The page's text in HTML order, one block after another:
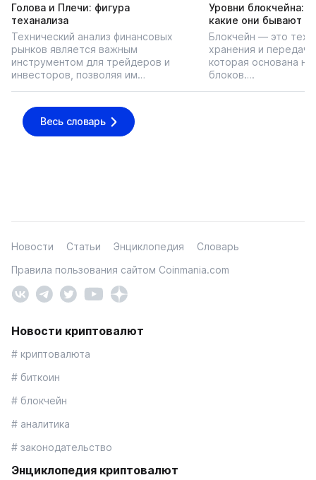
Голова и Плечи: фигура
теханализа
Технический анализ финансовых
рынков является важным
инструментом для трейдеров и
инвесторов, позволяя им…
Уровни блокчейна:
какие они бывают
Блокчейн — это
хранения и
которая основана
блоков….
Весь словарь
Новости Статьи Энциклопедия
Словарь
Правила пользования сайтом Coinmania.com
Новости криптовалют
# криптовалюта
# биткоин
# блокчейн
# аналитика
# законодательство
Энциклопедия криптовалют